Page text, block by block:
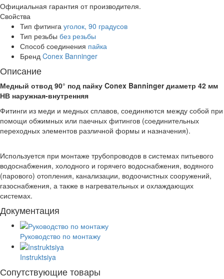
Официальная гарантия от производителя.
Свойства
Тип фитинга уголок, 90 градусов
Тип резьбы без резьбы
Способ соединения пайка
Бренд Conex Banninger
Описание
Медный отвод 90° под пайку Conex Banninger диаметр 42 мм
НВ наружная-внутренняя
Фитинги из меди и медных сплавов, соединяются между собой при
помощи обжимных или паечных фитингов (соединительных
переходных элементов различной формы и назначения).
Используется при монтаже трубопроводов в системах питьевого
водоснабжения, холодного и горячего водоснабжения, водяного
(парового) отопления, канализации, водоочистных сооружений,
газоснабжения, а также в нагревательных и охлаждающих
системах.
Документация
Руководство по монтажу
Instruktsiya
Сопутствующие товары